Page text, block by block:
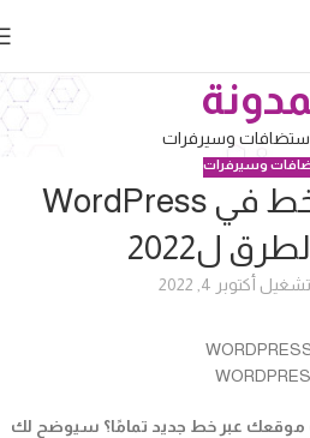
وسيرفرات
وسيرفرات
كيفية تغيير الخط في WordPress
ل2022
تشغيل أكتوبر 4, 2022
موقعك عبر خط جديد تمامًا؟ سيوضح لك